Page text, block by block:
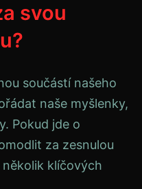
svou
součástí našeho
naše myšlenky,
Pokud jde o
za zesnulou
klíčových